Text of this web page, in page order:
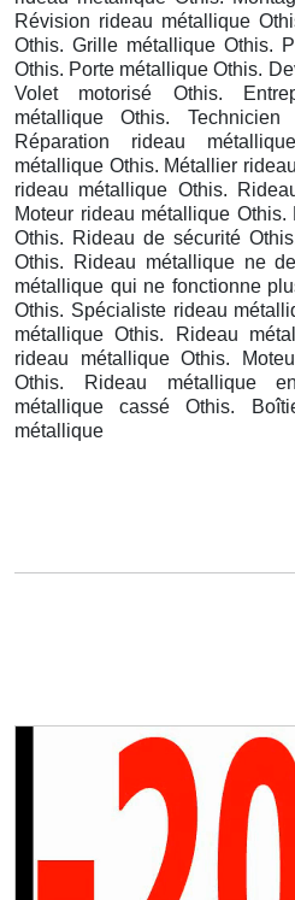
Révision rideau métallique
Othis. Grille métallique Othis.
Othis. Porte métallique Othis.
Volet motorisé Othis.
métallique Othis.
Réparation rideau
métallique Othis. Métallier
rideau métallique Othis.
Moteur rideau métallique
Othis. Rideau de sécurité
Othis. Rideau métallique ne
métallique qui ne fonctionne
Othis. Spécialiste rideau
métallique Othis. Rideau
rideau métallique Othis.
Othis. Rideau métallique
métallique cassé Othis.
métallique